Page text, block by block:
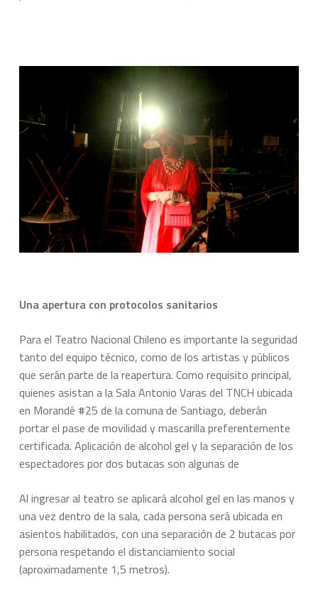
Una apertura con protocolos sanitarios
Para el Teatro Nacional Chileno es importante la seguridad
tanto del equipo técnico, como de los artistas y públicos
que serán parte de la reapertura. Como requisito principal,
quienes asistan a la Sala Antonio Varas del TNCH ubicada
en Morandé #25 de la comuna de Santiago, deberán
portar el pase de movilidad y mascarilla preferentemente
certificada. Aplicación de alcohol gel y la separación de los
espectadores por dos butacas son algunas de
Al ingresar al teatro se aplicará alcohol gel en las manos y
una vez dentro de la sala, cada persona será ubicada en
asientos habilitados, con una separación de 2 butacas por
persona respetando el distanciamiento social
(aproximadamente 1,5 metros).